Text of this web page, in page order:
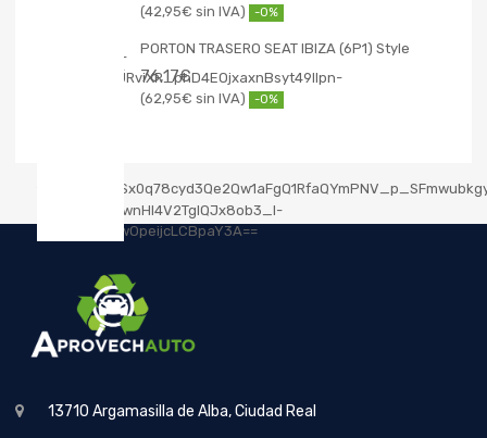
42,95€ -0%
PORTON TRASERO SEAT IBIZA (6P1) Style
76,17€
62,95€ -0%
13710 Argamasilla de Alba, Ciudad Real